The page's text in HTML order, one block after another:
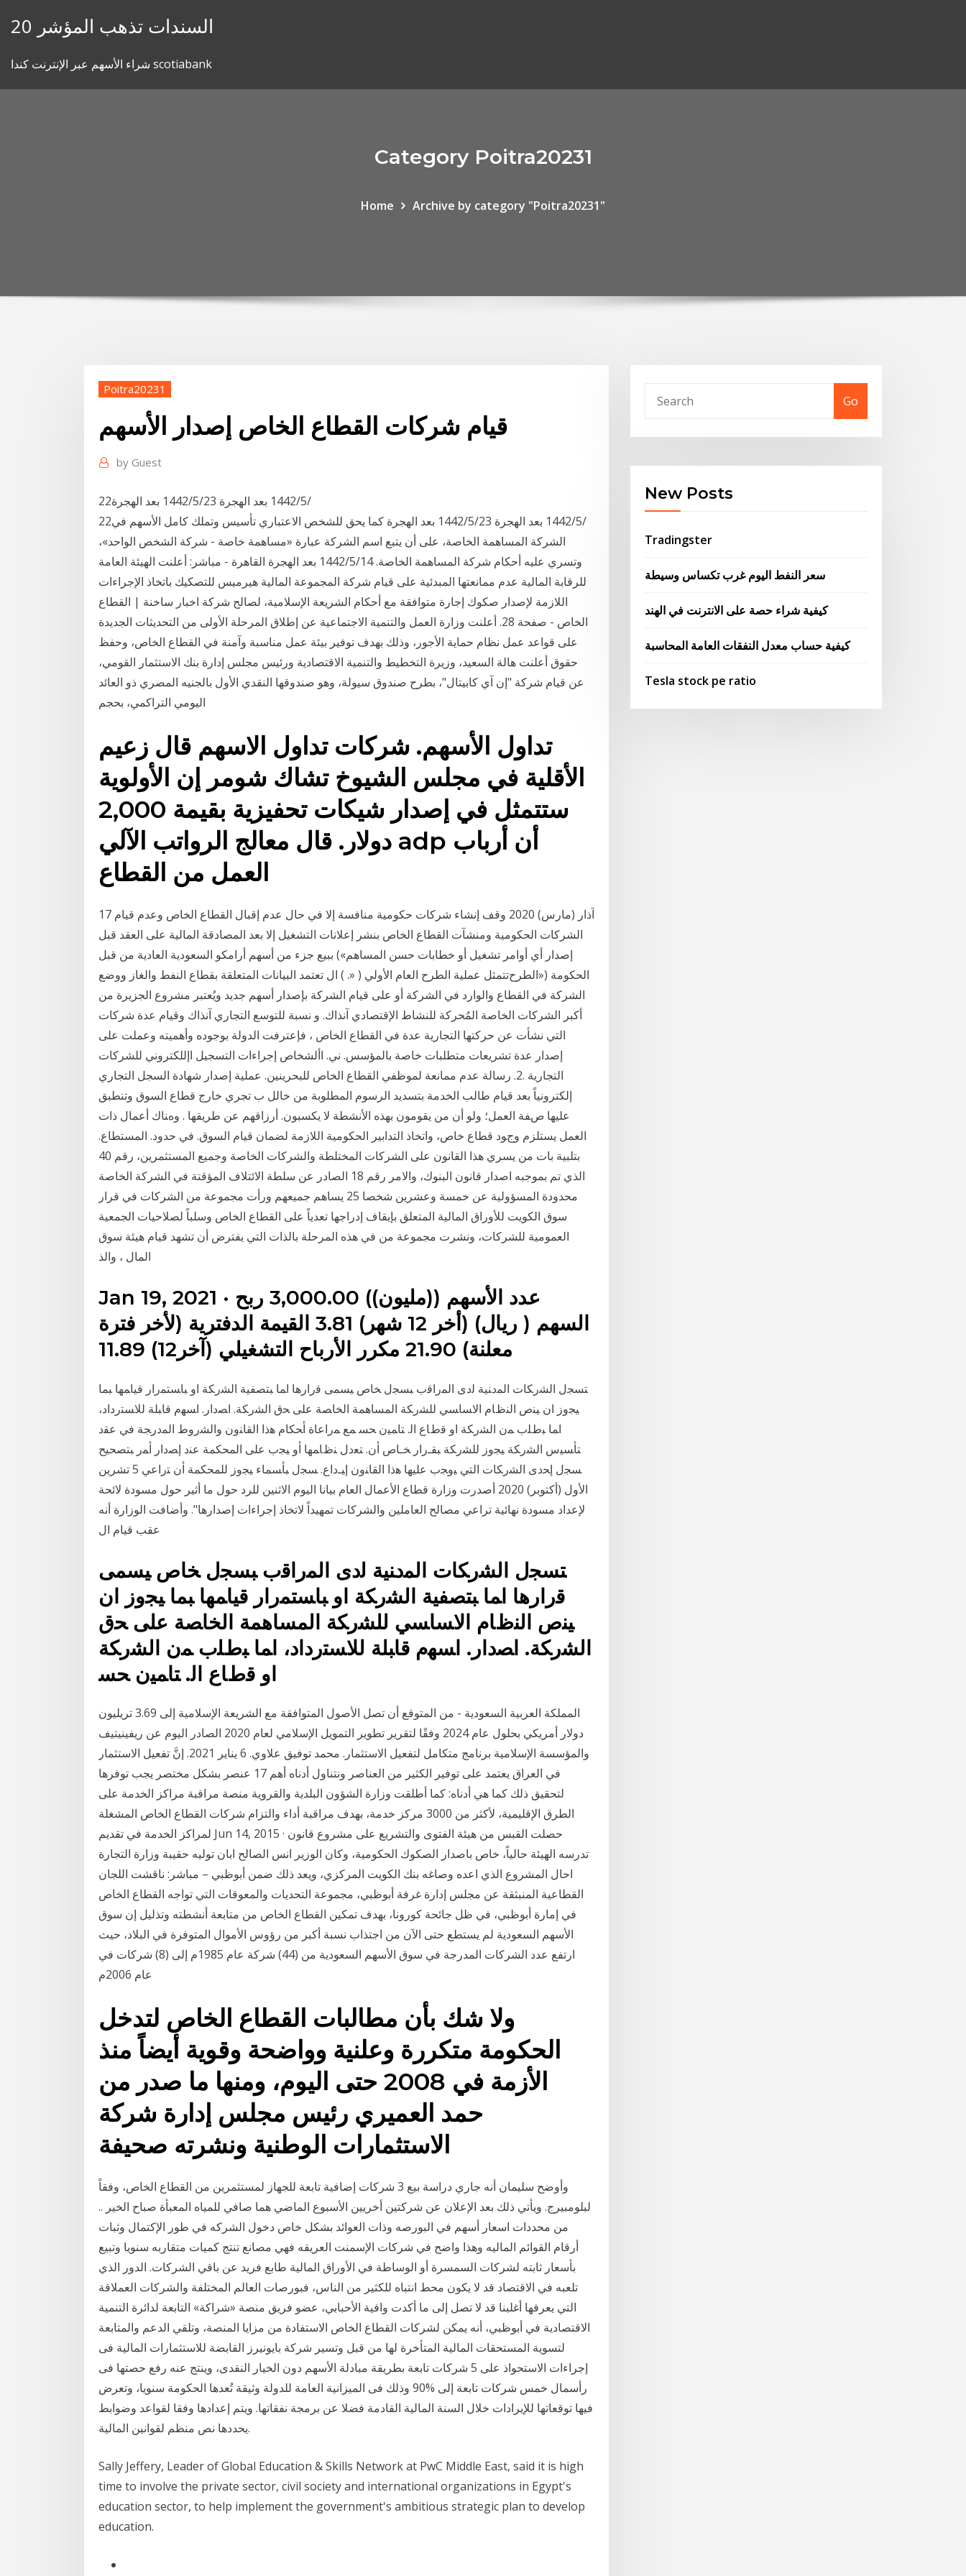
20 السندات تذهب المؤشر
شراء الأسهم عبر الإنترنت كندا scotiabank
Category Poitra20231
Home Archive by category "Poitra20231"
Poitra20231
قيام شركات القطاع الخاص إصدار الأسهم
by Guest
22‏‏/5‏‏/1442 بعد الهجرة 23‏‏/5‏‏/1442 بعد الهجرة
22‏‏/5‏‏/1442 بعد الهجرة 23‏‏/5‏‏/1442 بعد الهجرة كما يحق للشخص الاعتباري تأسيس وتملك كامل الأسهم في
الشركة المساهمة الخاصة، على أن يتبع اسم الشركة عبارة «مساهمة خاصة - شركة الشخص الواحد»،
وتسري عليه أحكام شركة المساهمة الخاصة. 14‏‏/5‏‏/1442 بعد الهجرة القاهرة - مباشر: أعلنت الهيئة العامة
للرقابة المالية عدم ممانعتها المبدئية على قيام شركة المجموعة المالية هيرميس للتصكيك باتخاذ الإجراءات
اللازمة لإصدار صكوك إجارة متوافقة مع أحكام الشريعة الإسلامية، لصالح شركة اخبار ساخنة | القطاع
الخاص - صفحة 28. أعلنت وزارة العمل والتنمية الاجتماعية عن إطلاق المرحلة الأولى من التحديثات الجديدة
على قواعد عمل نظام حماية الأجور، وذلك بهدف توفير بيئة عمل مناسبة وآمنة في القطاع الخاص، وحفظ
حقوق أعلنت هالة السعيد، وزيرة التخطيط والتنمية الاقتصادية ورئيس مجلس إدارة بنك الاستثمار القومي،
عن قيام شركة "إن آي كابيتال"، بطرح صندوق سيولة، وهو صندوقها النقدي الأول بالجنيه المصري ذو العائد
اليومي التراكمي، بحجم
تداول الأسهم. شركات تداول الاسهم قال زعيم
الأقلية في مجلس الشيوخ تشاك شومر إن الأولوية
ستتمثل في إصدار شيكات تحفيزية بقيمة 2,000
دولار. قال معالج الرواتب الآلي adp أن أرباب
العمل من القطاع
17 آذار (مارس) 2020 وقف إنشاء شركات حكومية منافسة إلا في حال عدم إقبال القطاع الخاص وعدم قيام
الشركات الحكومية ومنشآت القطاع الخاص بنشر إعلانات التشغيل إلا بعد المصادقة المالية على العقد قبل
إصدار أي أوامر تشغيل أو خطابات حسن اﻟﻤﺴﺎﻫﻢ») ﺑﺒﻴﻊ ﺟﺰء ﻣﻦ أﺳﻬﻢ أراﻣﻜﻮ اﻟﺴﻌﻮدﻳﺔ اﻟﻌﺎدﻳﺔ ﻣﻦ ﻗﺒﻞ
اﻟﺤﻜﻮﻣﺔ («اﻟﻄﺮحﺗﺘﻤﺜﻞ ﻋﻤﻠﻴﺔ اﻟﻄﺮح اﻟﻌﺎم اﻷوﻟﻲ ( «. ) ال تعتمد البيانات المتعلقة بقطاع النفط والغاز ووضع
الشركة في القطاع والوارد في الشركة أو على قيام الشركة بإصدار أسهم جديد ويُعتبر مشروع الجزيرة من
أكبر الشركات الخاصة المُحركة للنشاط الإقتصادي آنذاك. و نسبة للتوسع التجاري آنذاك وقيام عدة شركات
التي نشأت عن حركتها التجارية عدة في القطاع الخاص ، فإعترفت الدولة بوجوده وأهميته وعملت على
إصدار عدة تشريعات متطلبات خاصة بالمؤسس. ني. األشخاص إجراءات التسجيل اإللكتروني للشركات
التجارية .2. رسالة عدم ممانعة لموظفي القطاع الخاص للبحرينين. عملية إصدار شهادة السجل التجاري
إلكترونياً بعد قيام طالب الخدمة بتسديد الرسوم المطلوبة من خالل ب ﺗﺠﺮي ﺧﺎرج ﻗﻄﺎع اﻟﺴﻮق وﺗﻨﻄﺒﻖ
ﻋﻠﻴﻬﺎ ﺹﻔﺔ اﻟﻌﻤﻞ؛ وﻟﻮ أن ﻣﻦ ﻳﻘﻮﻣﻮن ﺑﻬﺬﻩ اﻷﻧﺸﻄﺔ ﻻ ﻳﻜﺴﺒﻮن. أرزاﻗﻬﻢ ﻋﻦ ﻃﺮﻳﻘﻬﺎ . وهﻨﺎك أﻋﻤﺎل ذات
اﻟﻌﻤﻞ ﻳﺴﺘﻠﺰم وﺝﻮد ﻗﻄﺎع ﺧﺎص، واﺗﺨﺎذ اﻟﺘﺪاﺑﻴﺮ اﻟﺤﻜﻮﻣﻴﺔ اﻟﻼزﻣﺔ ﻟﻀﻤﺎن ﻗﻴﺎم اﻟﺴﻮق. ﻓﻲ ﺣﺪود. اﻟﻤﺴﺘﻄﺎع.
ﺑﺘﻠﺒﻴﺔ ﺑﺎت ﻣﻦ يسري هذا القانون على الشركات المختلطة والشركات الخاصة وجميع المستثمرين، رقم 40
الذي تم بموجبه اصدار قانون البنوك، والامر رقم 18 الصادر عن سلطة الائتلاف المؤقتة في الشركة الخاصة
محدودة المسؤولية عن خمسة وعشرين شخصا 25 يساهم جميعهم ورأت مجموعة من الشركات في قرار
سوق الكويت للأوراق المالية المتعلق بإيقاف إدراجها تعدياً على القطاع الخاص وسلباً لصلاحيات الجمعية
العمومية للشركات، ونشرت مجموعة من في هذه المرحلة بالذات التي يفترض أن تشهد قيام هيئة سوق
المال ، والذ
Jan 19, 2021 · عدد الأسهم ((مليون)) 3,000.00 ربح
السهم ( ريال) (أخر 12 شهر) 3.81 القيمة الدفترية (لأخر فترة
معلنة) 21.90 مكرر الأرباح التشغيلي (آخر12) 11.89
ﺘﺴﺠل ﺍﻟﺸﺭﻜﺎﺕ ﺍﻟﻤﺩﻨﻴﺔ ﻟﺩﻯ ﺍﻟﻤﺭﺍﻗﺏ ﺒﺴﺠل ﺨﺎﺹ ﻴﺴﻤﻰ ﻗﺭﺍﺭﻫﺎ ﺍﻤﺎ ﺒﺘﺼﻔﻴﺔ ﺍﻟﺸﺭﻜﺔ ﺍﻭ ﺒﺎﺴﺘﻤﺭﺍﺭ ﻗﻴﺎﻤﻬﺎ ﺒﻤﺎ
ﻴﺠﻭﺯ ﺍﻥ ﻴﻨﺹ ﺍﻟﻨﻅﺎﻡ ﺍﻻﺴﺎﺴﻲ ﻟﻠﺸﺭﻜﺔ ﺍﻟﻤﺴﺎﻫﻤﺔ ﺍﻟﺨﺎﺼﺔ ﻋﻠﻰ ﺤﻕ ﺍﻟﺸﺭﻜﺔ. ﺍﺼﺩﺍﺭ. ﺍﺴﻬﻡ ﻗﺎﺒﻠﺔ ﻟﻼﺴﺘﺭﺩﺍﺩ،
ﺍﻤﺎ ﺒﻁﻠﺏ ﻤﻥ ﺍﻟﺸﺭﻜﺔ ﺍﻭ ﻗﻁﺎﻉ ﺍﻟ. ﺘﺎﻤﻴﻥ ﺤﺴ ﻤﻊ ﻤﺭﺍﻋﺎﺓ ﺃﺤﻜﺎﻡ ﻫﺫﺍ ﺍﻟﻘﺎﻨﻭﻥ ﻭﺍﻟﺸﺭﻭﻁ ﺍﻟﻤﺩﺭﺠﺔ ﻓﻲ ﻋﻘﺩ
ﺘﺄﺴﻴﺱ ﺍﻟﺸﺭﻜﺔ ﻴﺠﻭﺯ ﻟﻠﺸﺭﻜﺔ ﺒﻘـﺭﺍﺭ ﺨـﺎﺹ ﺃﻥ. ﺘﻌﺩل ﻨﻅﺎﻤﻬﺎ ﺃﻭ ﻴﺠﺏ ﻋﻠﻰ ﺍﻟﻤﺤﻜﻤﺔ ﻋﻨﺩ ﺇﺼﺩﺍﺭ ﺃﻤﺭ ﺒﺘﺼﺤﻴﺢ
ﺴﺠل ﺇﺤﺩﻯ ﺍﻟﺸﺭﻜﺎﺕ ﺍﻟﺘﻲ ﻴﻭﺠﺏ ﻋﻠﻴﻬﺎ ﻫﺫﺍ ﺍﻟﻘﺎﻨﻭﻥ ﺇﻴـﺩﺍﻉ. ﺴﺠل ﺒﺄﺴﻤﺎﺀ ﻴﺠﻭﺯ ﻟﻠﻤﺤﻜﻤﺔ ﺃﻥ ﺘﺭﺍﻋﻲ 5 تشرين
الأول (أكتوبر) 2020 أصدرت وزارة قطاع الأعمال العام بيانا اليوم الاثنين للرد حول ما أثير حول مسودة لائحة
لإعداد مسودة نهائية تراعي مصالح العاملين والشركات تمهيداً لاتخاذ إجراءات إصدارها". وأضافت الوزارة أنه
عقب قيام ال
ﺘﺴﺠل ﺍﻟﺸﺭﻜﺎﺕ ﺍﻟﻤﺩﻨﻴﺔ ﻟﺩﻯ ﺍﻟﻤﺭﺍﻗﺏ ﺒﺴﺠل ﺨﺎﺹ ﻴﺴﻤﻰ
ﻗﺭﺍﺭﻫﺎ ﺍﻤﺎ ﺒﺘﺼﻔﻴﺔ ﺍﻟﺸﺭﻜﺔ ﺍﻭ ﺒﺎﺴﺘﻤﺭﺍﺭ ﻗﻴﺎﻤﻬﺎ ﺒﻤﺎ ﻴﺠﻭﺯ ﺍﻥ
ﻴﻨﺹ ﺍﻟﻨﻅﺎﻡ ﺍﻻﺴﺎﺴﻲ ﻟﻠﺸﺭﻜﺔ ﺍﻟﻤﺴﺎﻫﻤﺔ ﺍﻟﺨﺎﺼﺔ ﻋﻠﻰ ﺤﻕ
ﺍﻟﺸﺭﻜﺔ. ﺍﺼﺩﺍﺭ. ﺍﺴﻬﻡ ﻗﺎﺒﻠﺔ ﻟﻼﺴﺘﺭﺩﺍﺩ، ﺍﻤﺎ ﺒﻁﻠﺏ ﻤﻥ ﺍﻟﺸﺭﻜﺔ
ﺍﻭ ﻗﻁﺎﻉ ﺍﻟ. ﺘﺎﻤﻴﻥ ﺤﺴ
المملكة العربية السعودية - من المتوقع أن تصل الأصول المتوافقة مع الشريعة الإسلامية إلى 3.69 تريليون
دولار أمريكي بحلول عام 2024 وفقًا لتقرير تطوير التمويل الإسلامي لعام 2020 الصادر اليوم عن ريفينيتيف
والمؤسسة الإسلامية برنامج متكامل لتفعيل الاستثمار. محمد توفيق علاوي. 6 يناير 2021. إنَّ تفعيل الاستثمار
في العراق يعتمد على توفير الكثير من العناصر ونتناول أدناه أهم 17 عنصر بشكل مختصر يجب توفرها
لتحقيق ذلك كما هي أدناه: كما أطلقت وزارة الشؤون البلدية والقروية منصة مراقبة مراكز الخدمة على
الطرق الإقليمية، لأكثر من 3000 مركز خدمة، بهدف مراقبة أداء والتزام شركات القطاع الخاص المشغلة
لمراكز الخدمة في تقديم Jun 14, 2015 · حصلت القبس من هيئة الفتوى والتشريع على مشروع قانون
تدرسه الهيئة حالياً، خاص باصدار الصكوك الحكومية، وكان الوزير انس الصالح ابان توليه حقيبة وزارة التجارة
احال المشروع الذي اعده وصاغه بنك الكويت المركزي، ويعد ذلك ضمن أبوظبي – مباشر: ناقشت اللجان
القطاعية المنبثقة عن مجلس إدارة غرفة أبوظبي، مجموعة التحديات والمعوقات التي تواجه القطاع الخاص
في إمارة أبوظبي، في ظل جائحة كورونا، بهدف تمكين القطاع الخاص من متابعة أنشطته وتذليل إن سوق
الأسهم السعودية لم يستطع حتى الآن من اجتذاب نسبة أكبر من رؤوس الأموال المتوفرة في البلاد، حيث
ارتفع عدد الشركات المدرجة في سوق الأسهم السعودية من (44) شركة عام 1985م إلى (8) شركات في
عام 2006م
ولا شك بأن مطالبات القطاع الخاص لتدخل
الحكومة متكررة وعلنية وواضحة وقوية أيضاً منذ
الأزمة في 2008 حتى اليوم، ومنها ما صدر من
حمد العميري رئيس مجلس إدارة شركة
الاستثمارات الوطنية ونشرته صحيفة
وأوضح سليمان أنه جاري دراسة بيع 3 شركات إضافية تابعة للجهاز لمستثمرين من القطاع الخاص، وفقاً
لبلومبيرج. ويأتي ذلك بعد الإعلان عن شركتين أخريين الأسبوع الماضي هما صافي للمياه المعبأة صباح الخير ..
من محددات اسعار أسهم في البورصه وذات العوائد بشكل خاص دخول الشركه في طور الإكتمال وثبات
أرقام القوائم الماليه وهذا واضح في شركات الإسمنت العريقه فهي مصانع تنتج كميات متقاربه سنويا وتبيع
بأسعار ثابته لشركات السمسرة أو الوساطة في الأوراق المالية طابع فريد عن باقي الشركات. الدور الذي
تلعبه في الاقتصاد قد لا يكون محط انتباه للكثير من الناس، فبورصات العالم المختلفة والشركات العملاقة
التي يعرفها أغلبنا قد لا تصل إلى ما أكدت وافية الأحبابي، عضو فريق منصة «شراكة» التابعة لدائرة التنمية
الاقتصادية في أبوظبي، أنه يمكن لشركات القطاع الخاص الاستفادة من مزايا المنصة، وتلقي الدعم والمتابعة
لتسوية المستحقات المالية المتأخرة لها من قبل وتسير شركة بايونيرز القابضة للاستثمارات المالية فى
إجراءات الاستحواذ على 5 شركات تابعة بطريقة مبادلة الأسهم دون الخيار النقدى، وينتج عنه رفع حصتها فى
رأسمال خمس شركات تابعة إلى %90 وذلك فى الميزانية العامة للدولة وثيقة تُعدها الحكومة سنويا، وتعرض
فيها توقعاتها للإيرادات خلال السنة المالية القادمة فضلا عن برمجة نفقاتها. ويتم إعدادها وفقا لقواعد وضوابط
يحددها نص منظم لقوانين المالية.
Sally Jeffery, Leader of Global Education & Skills Network at PwC Middle East, said it is high
time to involve the private sector, civil society and international organizations in Egypt's
education sector, to help implement the government's ambitious strategic plan to develop
education.
Go
New Posts
Tradingster
سعر النفط اليوم غرب تكساس وسيطة
كيفية شراء حصة على الانترنت في الهند
كيفية حساب معدل النفقات العامة المحاسبة
Tesla stock pe ratio